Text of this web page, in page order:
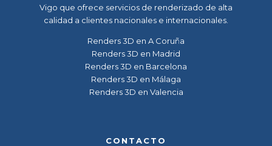
Vigo que ofrece servicios de renderizado de alta
calidad a clientes nacionales e internacionales.
Renders 3D en A Coruña
Renders 3D en Madrid
Renders 3D en Barcelona
Renders 3D en Málaga
Renders 3D en Valencia
CONTACTO